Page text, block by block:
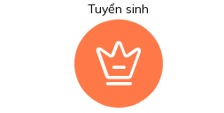
Tuyển sinh